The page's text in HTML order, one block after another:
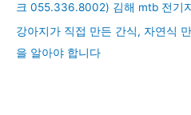
크 055.336.8002) 김해 mtb 전기
강아지가 직접 만든 간식, 자연식
을 알아야 합니다